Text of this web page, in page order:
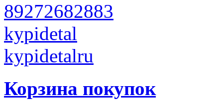
89272682883
kypidetal
kypidetalru
Корзина покупок